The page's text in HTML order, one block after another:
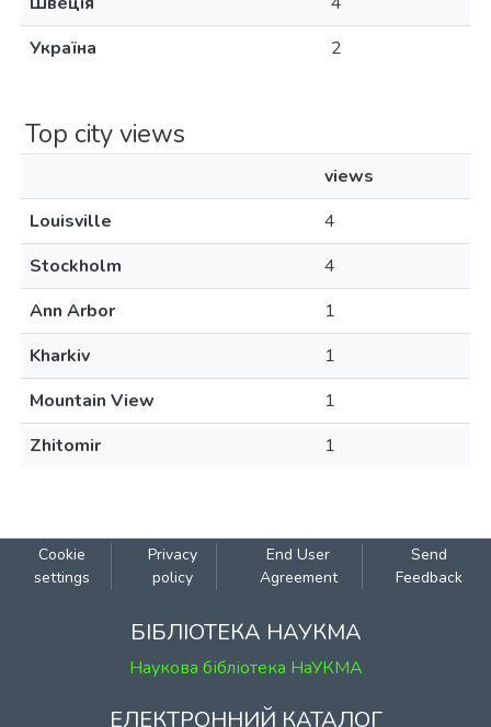
Україна
2
Top city views
views
Louisville
4
Stockholm
4
Ann Arbor
1
Kharkiv
1
Mountain View
1
Zhitomir
1
Cookie
settings
Privacy
policy
End User
Agreement
Send
Feedback
БІБЛІОТЕКА НАУКМА
Наукова бібліотека НаУКМА
ЕЛЕКТРОННИЙ КАТАЛОГ